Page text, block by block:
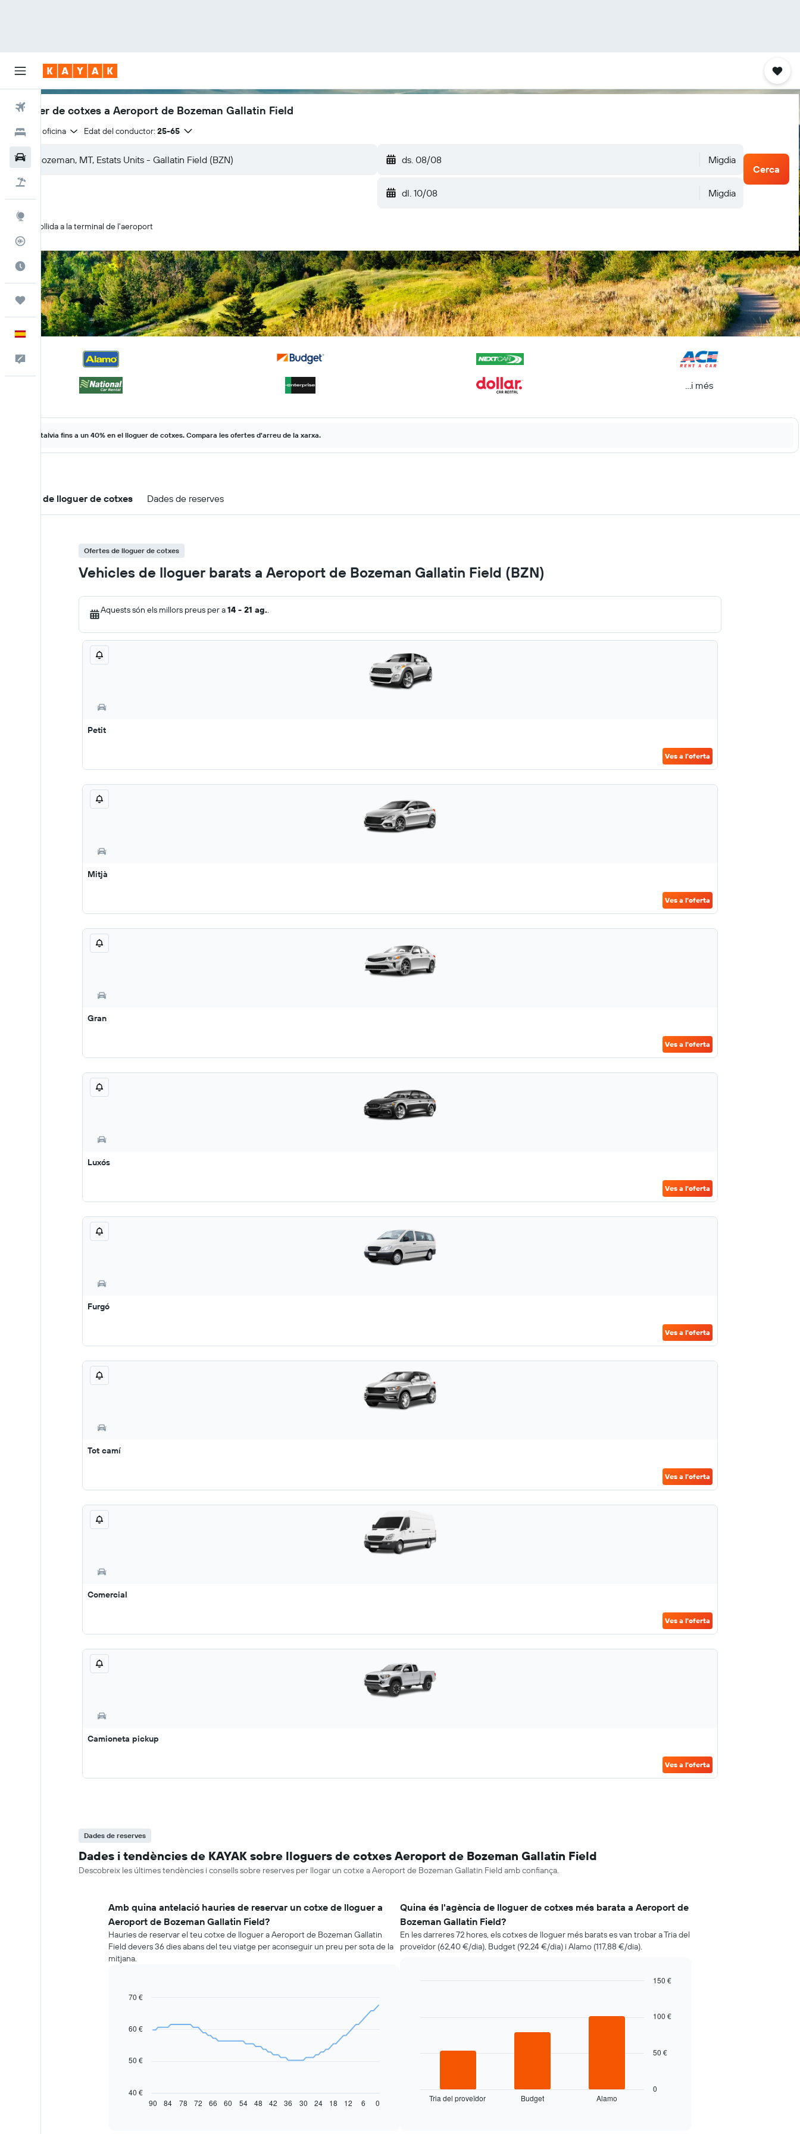
Vols
Hotels
Cotxes
El millor moment per viatjar
Viatges
Català
Lloguer de cotxes a Aeroport de Bozeman Gallatin Field
Mateixa oficina Edat del conductor: 25-65
ds. 08/08 Migdia
dl. 10/08 Migdia
Cerca
Recollida a la terminal de l'aeroport
...i més
Estalvia fins a un 40% en el lloguer de cotxes. Compara les ofertes d'arreu de la xarxa.
Ofertes de lloguer de cotxes Dades de reserves
Ofertes de lloguer de cotxes
Vehicles de lloguer barats a Aeroport de Bozeman Gallatin Field (BZN)
Aquests són els millors preus per a14 - 21 ag..
Petit
Ves a l'oferta
Mitjà
Ves a l'oferta
Gran
Ves a l'oferta
Luxós
Ves a l'oferta
Furgó
Ves a l'oferta
Tot camí
Ves a l'oferta
Comercial
Ves a l'oferta
Camioneta pickup
Ves a l'oferta
Dades de reserves
Dades i tendències de KAYAK sobre lloguers de cotxes Aeroport de Bozeman Gallatin Field
Descobreix les últimes tendències i consells sobre reserves per llogar un cotxe a Aeroport de Bozeman Gallatin Field amb confiança.
Amb quina antelació hauries de reservar un cotxe de lloguer a
Aeroport de Bozeman Gallatin Field?
Hauries de reservar el teu cotxe de lloguer a Aeroport de Bozeman Gallatin
Field devers 36 dies abans del teu viatge per aconseguir un preu per sota de la
mitjana.
Line
91
data
següent
mostra
Chart
40 €
50 €
60 €
70 €
90 60 30 0
84 78 72 66 54 48 42 36 24 18 12 6
Quina és l'agència de lloguer de cotxes més barata a Aeroport de
Bozeman Gallatin Field?
En les darreres 72 hores, els cotxes de lloguer més barats es van trobar a Tria del
proveïdor (62,40 €/dia), Budget (92,24 €/dia) i Alamo (117,88 €/dia).
mostra
Tria del proveïdor Budget Alamo
0
50 €
100 €
150 €